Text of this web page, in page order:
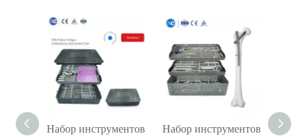
Набор инструментов
Набор инструментов